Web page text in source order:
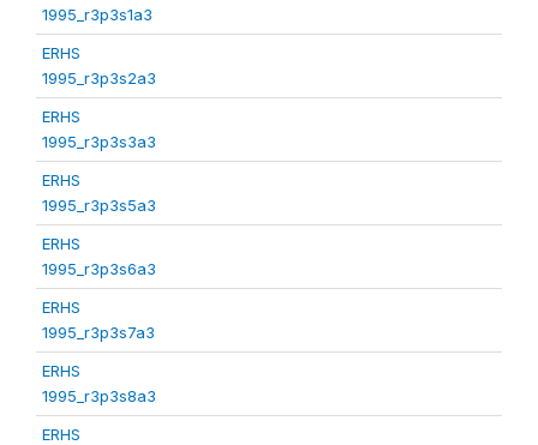
1995_r3p3s1a3
ERHS
1995_r3p3s2a3
ERHS
1995_r3p3s3a3
ERHS
1995_r3p3s5a3
ERHS
1995_r3p3s6a3
ERHS
1995_r3p3s7a3
ERHS
1995_r3p3s8a3
ERHS